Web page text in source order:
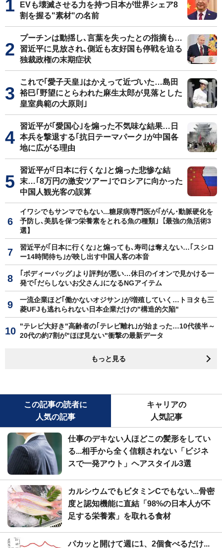
EVも壊滅させる力を持つ日本が世界シェア8
割を握る"素材"の名前
プーチンは動揺し､言葉を失ったとの指摘も…
習近平に見放され､側近も友好国も停戦を迫る
独裁政権の末期症状
これで｢愛子天皇｣はかえって近づいた…島田
裕巳｢野望にとらわれた麻生太郎が見落とした
皇室典範の大原則｣
習近平が｢愛国心｣を煽った不気味な結果…日
本兵を撃退する｢抗日テーマパーク｣が中国各
地に広がる理由
習近平が｢日本に行くな｣と煽った悲惨な結
末…｢8万円の激安ツアー｣でロシアに向かった
中国人観光客の誤算
イワシでもサンマでもない...糖尿病専門医が｢がん･動脈硬化を
予防し､美肌を保つ栄養素をとれる魚の種類｣【最強の魚活術3
選】
習近平が｢日本に行くな｣と煽っても､寿司は奪えない…｢スシロ
ー14時間待ち｣が映し出す中国人客の本音
｢ボディーバッグ｣より評判が悪い…休日のイオンで見かける一
発で｢だらしないお父さん｣になるNGアイテム
一流企業ほど｢働かないオジサン｣が増殖していく…トヨタも三
菱UFJも逃れられない日本企業だけの"構造的欠陥"
"テレビ大好き"高齢者の｢テレビ離れ｣が始まった…10代後半～
20代の約7割が"ほぼ見ない"衝撃の最新データ
もっと見る
この記事の読者に
人気の記事
キャリアの
人気記事
仕事のデキない人ほどこの髪形をしてい
る...相手から全く信頼されない「ビジネ
スで一発アウト」ヘアスタイル3選
カルシウムでもビタミンCでもない...骨密
度と認知機能に直結「98%の日本人が不
足する栄養素」を取れる食材
パカッと開けて週に1、2個食べるだけ...